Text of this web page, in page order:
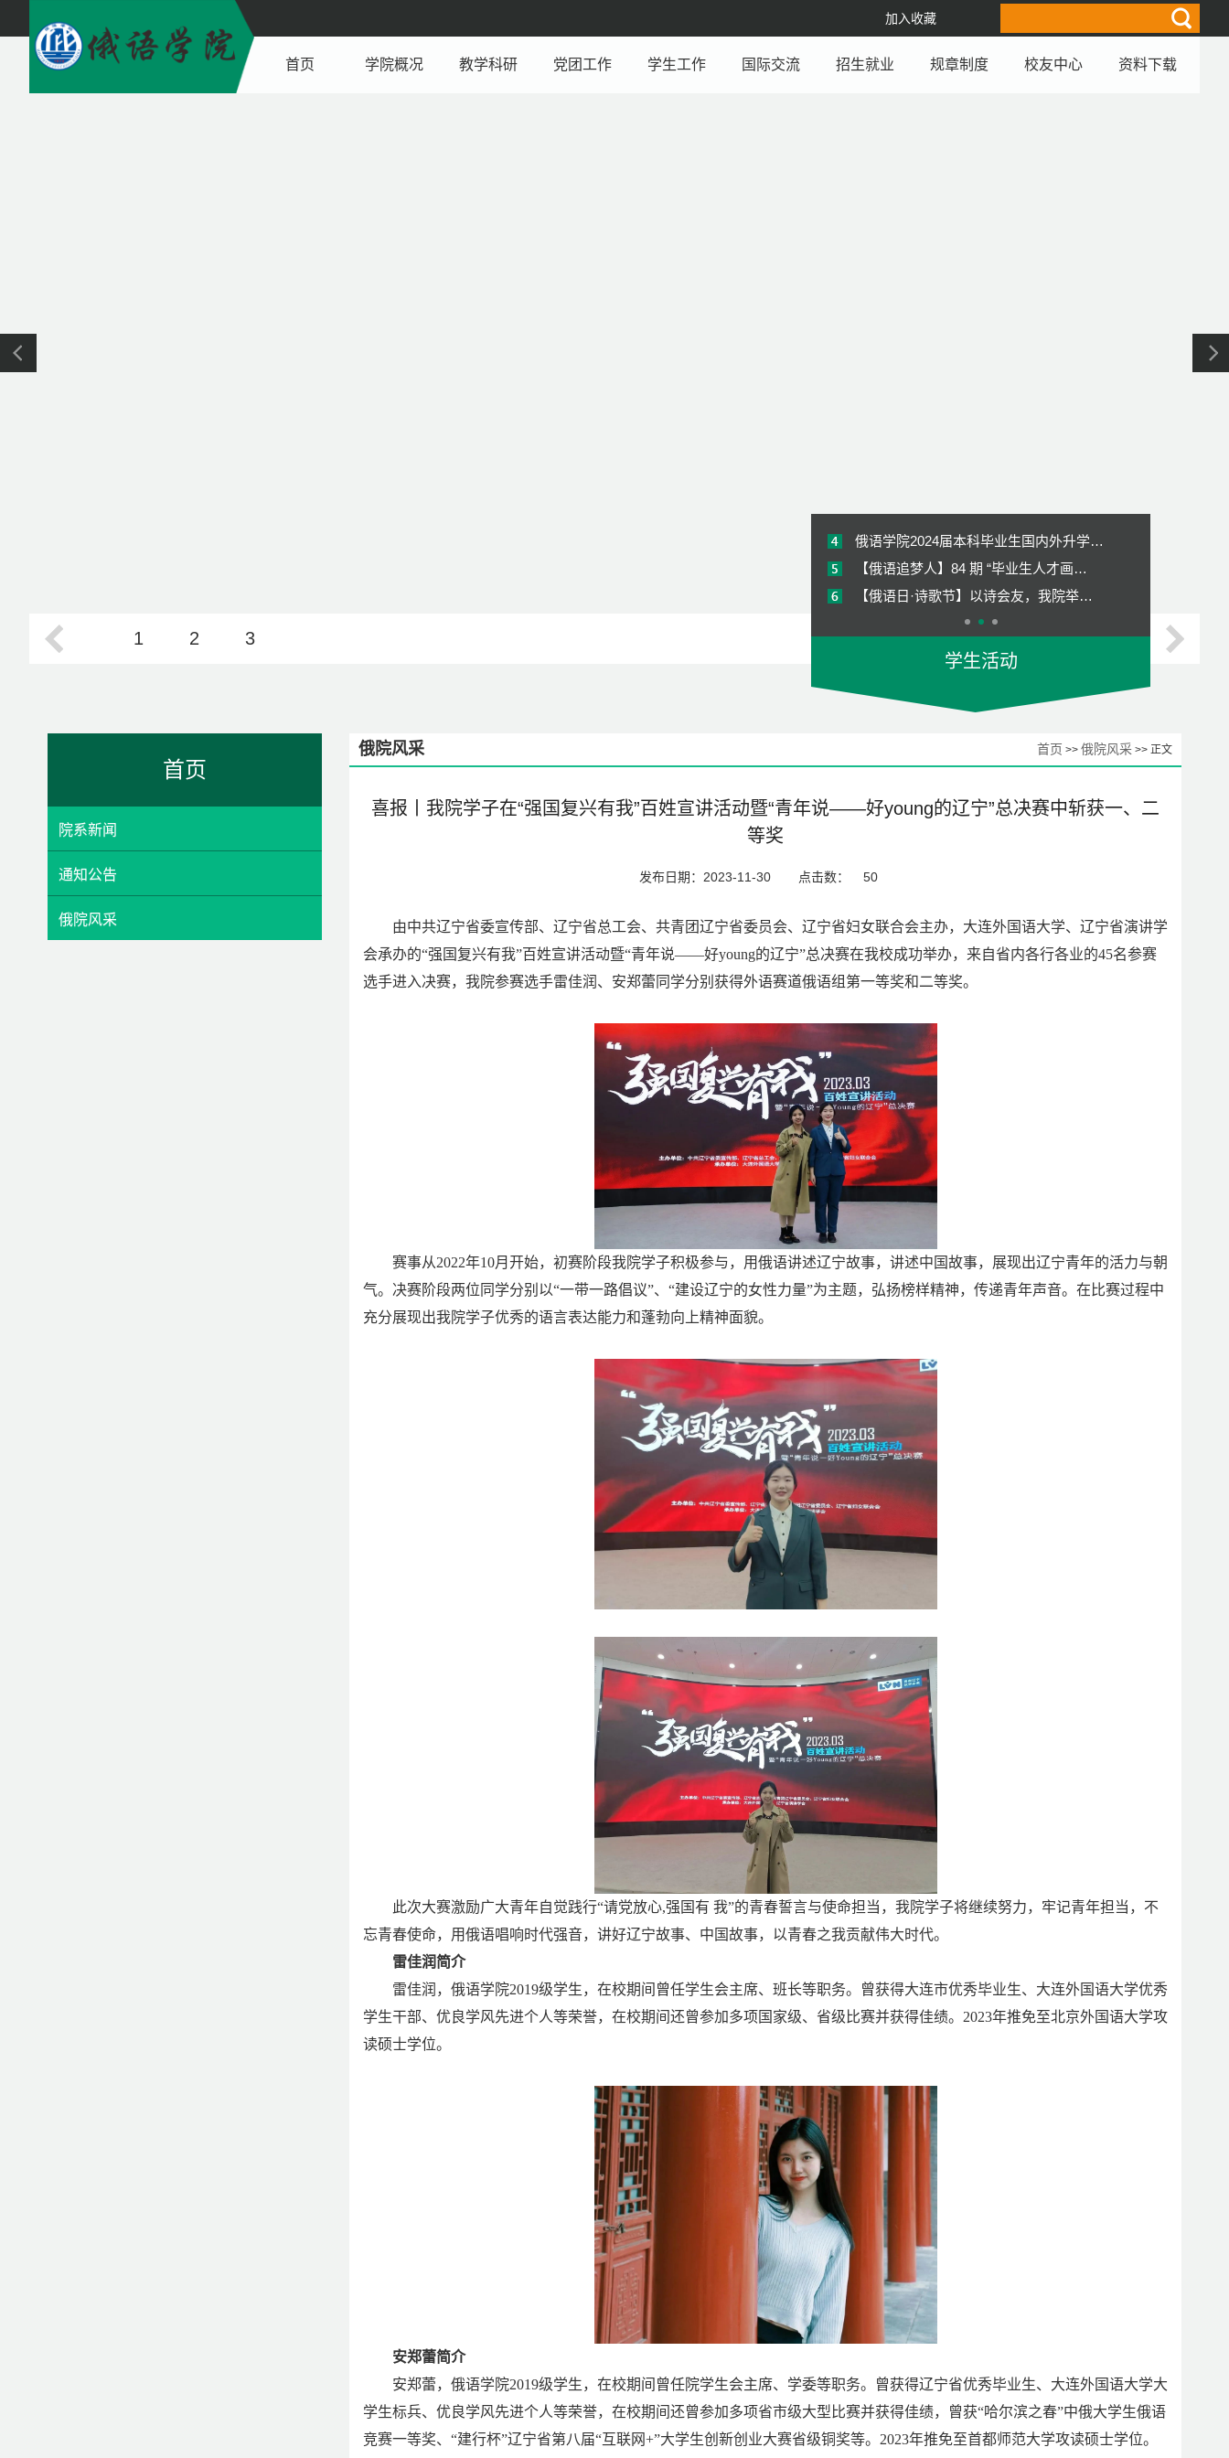
加入收藏
首页 学院概况 教学科研 党团工作 学生工作 国际交流 招生就业 规章制度 校友中心 资料下载
1 2 3
俄语学院2024届本科毕业生国内外升学…
【俄语追梦⼈】84 期 “毕业⽣⼈才画…
【俄语日·诗歌节】以诗会友，我院举…
学风建设 | 罗斯文化节之“声临其境…
就业引航 | 我院于一站式党群服务中…
【俄语追梦人】83期 “毕业生人才画…
我院俄语专业在2024软科中国大学专业…
【毕业季】｜“六秩大外情 四年青春…
【俄语追梦人】85期 “毕业生人才画…
学生活动
首页
院系新闻
通知公告
俄院风采
俄院风采 首页 >> 俄院风采 >> 正文
喜报丨我院学子在“强国复兴有我”百姓宣讲活动暨“青年说——好young的辽宁”总决赛中斩获一、二
等奖
发布日期：2023-11-30 点击数： 50
由中共辽宁省委宣传部、辽宁省总工会、共青团辽宁省委员会、辽宁省妇女联合会主办，大连外国语大学、辽宁省演讲学
会承办的“强国复兴有我”百姓宣讲活动暨“青年说——好young的辽宁”总决赛在我校成功举办，来自省内各行各业的45名参赛
选手进入决赛，我院参赛选手雷佳润、安郑蕾同学分别获得外语赛道俄语组第一等奖和二等奖。
赛事从2022年10月开始，初赛阶段我院学子积极参与，用俄语讲述辽宁故事，讲述中国故事，展现出辽宁青年的活力与朝
气。决赛阶段两位同学分别以“一带一路倡议”、“建设辽宁的女性力量”为主题，弘扬榜样精神，传递青年声音。在比赛过程中
充分展现出我院学子优秀的语言表达能力和蓬勃向上精神面貌。
此次大赛激励广大青年自觉践行“请党放心,强国有 我”的青春誓言与使命担当，我院学子将继续努力，牢记青年担当，不
忘青春使命，用俄语唱响时代强音，讲好辽宁故事、中国故事，以青春之我贡献伟大时代。
雷佳润简介
雷佳润，俄语学院2019级学生，在校期间曾任学生会主席、班长等职务。曾获得大连市优秀毕业生、大连外国语大学优秀
学生干部、优良学风先进个人等荣誉，在校期间还曾参加多项国家级、省级比赛并获得佳绩。2023年推免至北京外国语大学攻
读硕士学位。
安郑蕾简介
安郑蕾，俄语学院2019级学生，在校期间曾任院学生会主席、学委等职务。曾获得辽宁省优秀毕业生、大连外国语大学大
学生标兵、优良学风先进个人等荣誉，在校期间还曾参加多项省市级大型比赛并获得佳绩，曾获“哈尔滨之春”中俄大学生俄语
竞赛一等奖、“建行杯”辽宁省第八届“互联网+”大学生创新创业大赛省级铜奖等。2023年推免至首都师范大学攻读硕士学位。